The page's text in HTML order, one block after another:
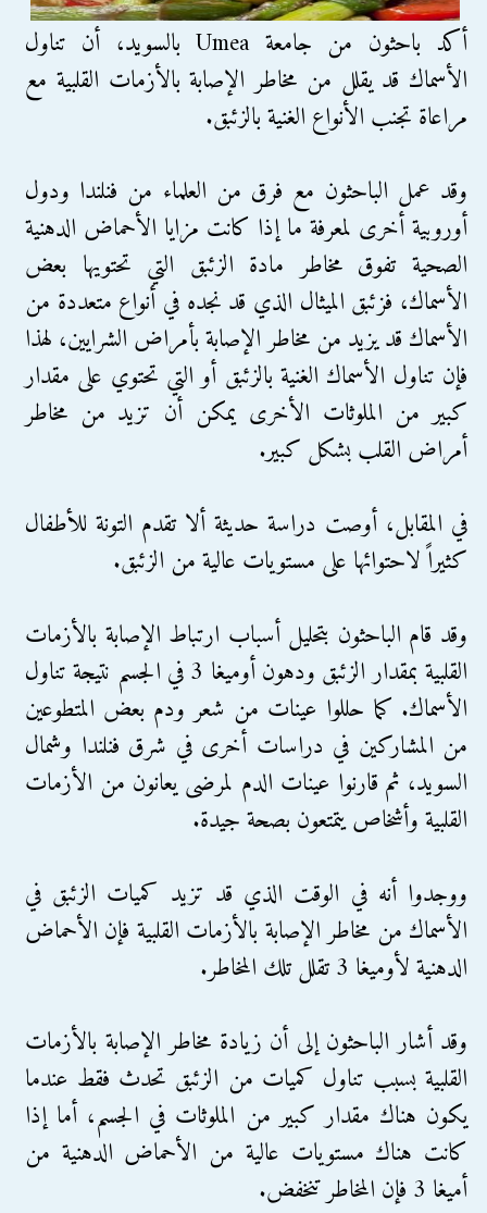
أكد باحثون من جامعة Umea بالسويد، أن تناول
الأسماك قد يقلل من مخاطر الإصابة بالأزمات القلبية مع
مراعاة تجنب الأنواع الغنية بالزئبق.
وقد عمل الباحثون مع فرق من العلماء من فنلندا ودول
أوروبية أخرى لمعرفة ما إذا كانت مزايا الأحماض الدهنية
الصحية تفوق مخاطر مادة الزئبق التي تحتويها بعض
الأسماك، فزئبق الميثال الذي قد نجده في أنواع متعددة من
الأسماك قد يزيد من مخاطر الإصابة بأمراض الشرايين، لهذا
فإن تناول الأسماك الغنية بالزئبق أو التي تحتوي على مقدار
كبير من الملوثات الأخرى يمكن أن تزيد من مخاطر
أمراض القلب بشكل كبير.
في المقابل، أوصت دراسة حديثة ألا تقدم التونة للأطفال
كثيراً لاحتوائها على مستويات عالية من الزئبق.
وقد قام الباحثون بتحليل أسباب ارتباط الإصابة بالأزمات
القلبية بمقدار الزئبق ودهون أوميغا 3 في الجسم نتيجة تناول
الأسماك. كما حللوا عينات من شعر ودم بعض المتطوعين
من المشاركين في دراسات أخرى في شرق فنلندا وشمال
السويد، ثم قارنوا عينات الدم لمرضى يعانون من الأزمات
القلبية وأشخاص يتمتعون بصحة جيدة.
ووجدوا أنه في الوقت الذي قد تزيد كميات الزئبق في
الأسماك من مخاطر الإصابة بالأزمات القلبية فإن الأحماض
الدهنية لأوميغا 3 تقلل تلك المخاطر.
وقد أشار الباحثون إلى أن زيادة مخاطر الإصابة بالأزمات
القلبية بسبب تناول كميات من الزئبق تحدث فقط عندما
يكون هناك مقدار كبير من الملوثات في الجسم، أما إذا
كانت هناك مستويات عالية من الأحماض الدهنية من
أميغا 3 فإن المخاطر تنخفض.